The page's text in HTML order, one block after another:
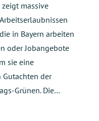
massive
in Bayern arbeiten
oder Jobangebote
sie eine
Gutachten der
Grünen. Die…